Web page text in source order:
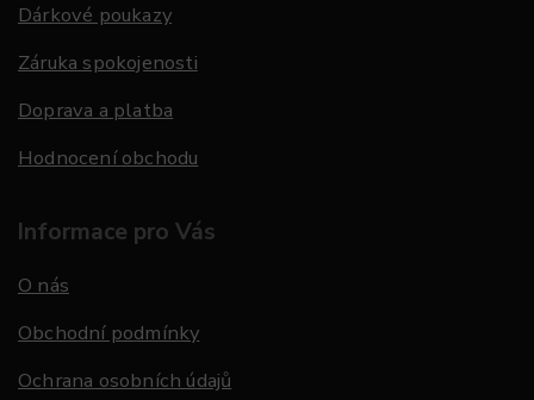
Dárkové poukazy
Záruka spokojenosti
Doprava a platba
Hodnocení obchodu
Informace pro Vás
O nás
Obchodní podmínky
Ochrana osobních údajů